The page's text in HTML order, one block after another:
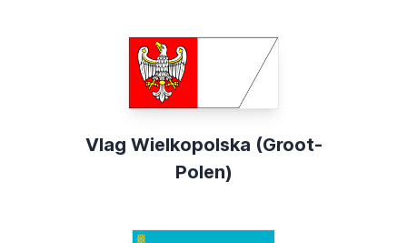
Vlag Wielkopolska (Groot-
Polen)